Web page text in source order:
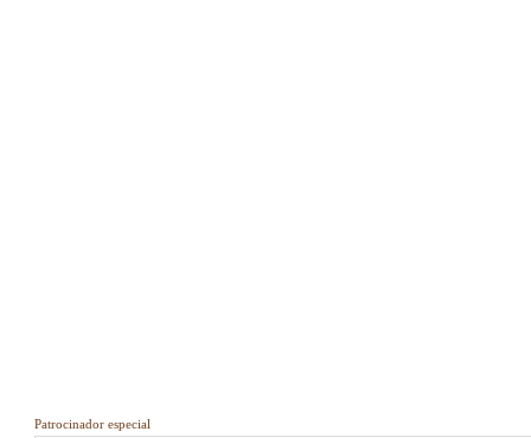
Patrocinador especial